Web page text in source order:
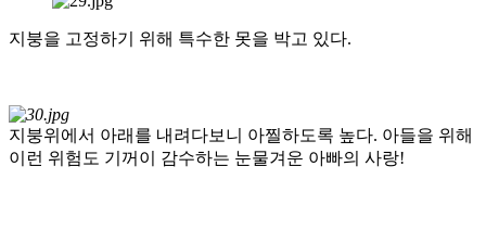
지붕을 고정하기 위해 특수한 못을 박고 있다.
지붕위에서 아래를 내려다보니 아찔하도록 높다. 아들을 위해
이런 위험도 기꺼이 감수하는 눈물겨운 아빠의 사랑!